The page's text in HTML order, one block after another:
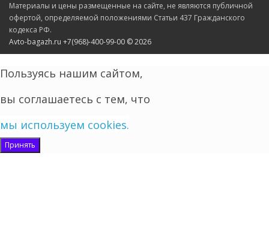
Материалы и цены размещенные на сайте, не являются публичной
офертой, определяемой положениями Статьи 437 Гражданского
кодекса РФ.
Avto-bagazh.ru +7(968)-400-99-00 © 2026
Пользуясь нашим сайтом,
вы соглашаетесь с тем, что
мы используем cookies.
Принять